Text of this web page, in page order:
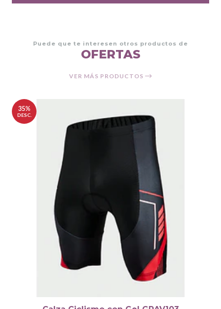
Puede que te interesen otros productos de
OFERTAS
VER MÁS PRODUCTOS
35%
DESC.